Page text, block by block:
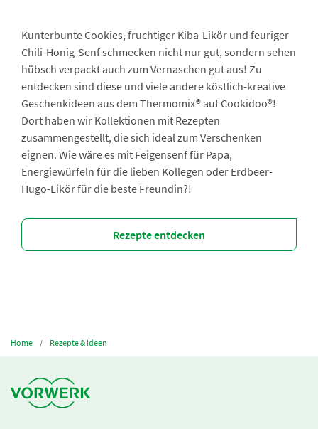
Kunterbunte Cookies, fruchtiger Kiba-Likör und feuriger
Chili-Honig-Senf schmecken nicht nur gut, sondern sehen
hübsch verpackt auch zum Vernaschen gut aus! Zu
entdecken sind diese und viele andere köstlich-kreative
Geschenkideen aus dem Thermomix® auf Cookidoo®!
Dort haben wir Kollektionen mit Rezepten
zusammengestellt, die sich ideal zum Verschenken
eignen. Wie wäre es mit Feigensenf für Papa,
Energiewürfeln für die lieben Kollegen oder Erdbeer-
Hugo-Likör für die beste Freundin?!
Rezepte entdecken
Home Rezepte & Ideen